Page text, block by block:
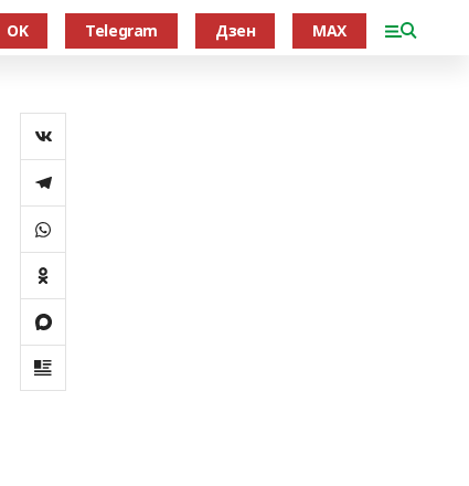
OK Telegram Дзен MAX